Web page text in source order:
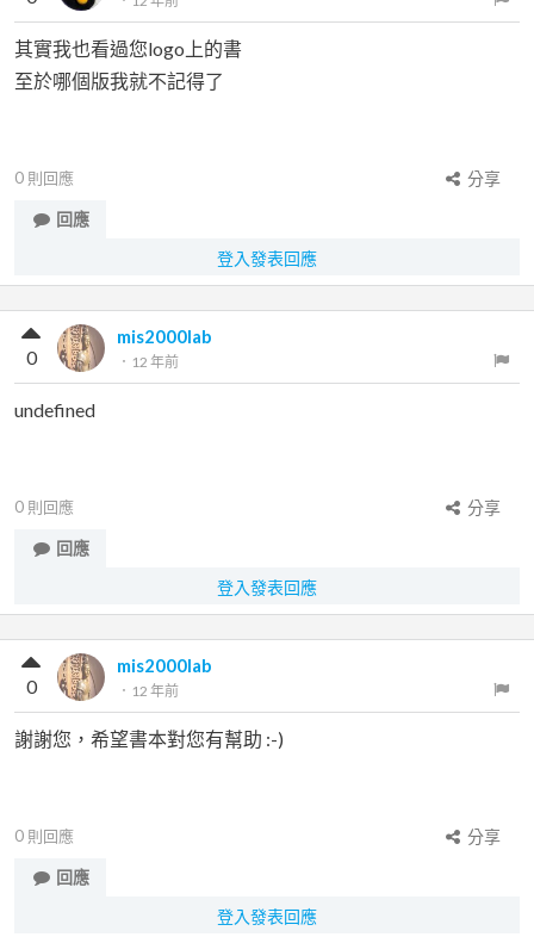
其實我也看過您logo上的書
至於哪個版我就不記得了
0 則回應
分享
回應
登入發表回應
mis2000lab
． 12 年前
0
undefined
0 則回應
分享
回應
登入發表回應
mis2000lab
． 12 年前
0
謝謝您，希望書本對您有幫助 :-)
0 則回應
分享
回應
登入發表回應